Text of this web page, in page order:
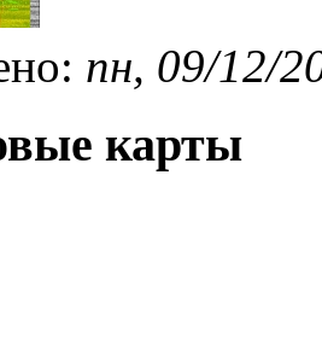
пн, 09/12/
карты